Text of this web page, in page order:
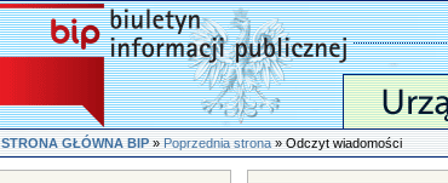
STRONA GŁÓWNA BIP»Poprzednia strona» Odczyt wiadomości